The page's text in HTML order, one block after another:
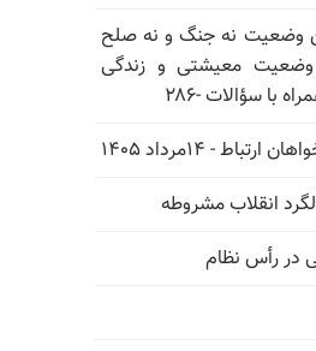
وضعیت نه جنگ و نه صلح
وضعیت معیشتی و زندگی
با سؤالات -۲۸۶
- ۱۴مرداد ۱۴۰۵
در رأس نظام